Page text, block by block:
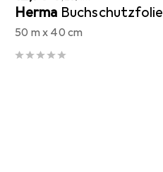
Herma Buchschutzfolie
50 m x 40 cm